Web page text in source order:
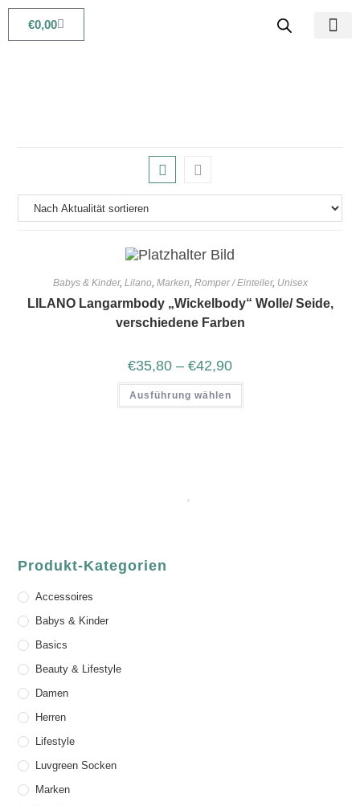
€0,00
Babys & Kinder, Lilano, Marken, Romper / Einteiler, Unisex
LILANO Langarmbody „Wickelbody“ Wolle/ Seide,
verschiedene Farben
€35,80 – €42,90
Ausführung wählen
Produkt-Kategorien
Accessoires
Babys & Kinder
Basics
Beauty & Lifestyle
Damen
Herren
Lifestyle
Luvgreen Socken
Marken